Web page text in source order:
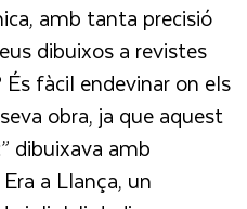
amb tanta precisió
dibuixos a revistes
fàcil endevinar on els
obra, ja que aquest
dibuixava amb
a Llança, un